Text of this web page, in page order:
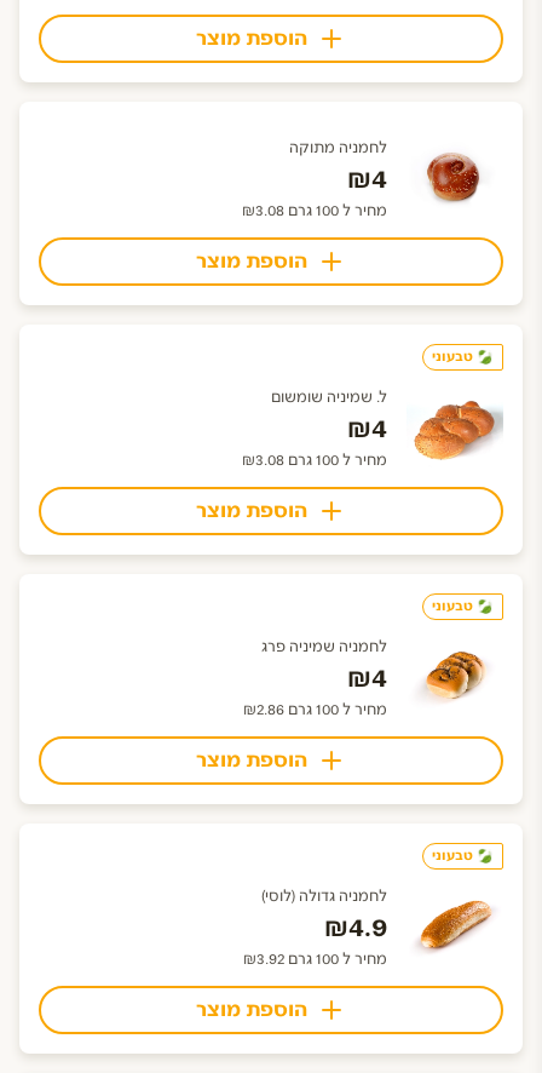
הוספת מוצר
לחמניה מתוקה
₪4
מחיר ל 100 גרם ₪3.08
הוספת מוצר
טבעוני
ל. שמיניה שומשום
₪4
מחיר ל 100 גרם ₪3.08
הוספת מוצר
טבעוני
לחמניה שמיניה פרג
₪4
מחיר ל 100 גרם ₪2.86
הוספת מוצר
טבעוני
לחמניה גדולה (לוסי)
₪4.9
מחיר ל 100 גרם ₪3.92
הוספת מוצר